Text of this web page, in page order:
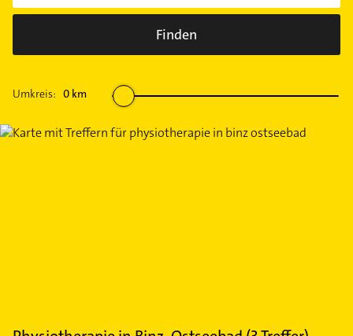
Finden
Umkreis: 0 km